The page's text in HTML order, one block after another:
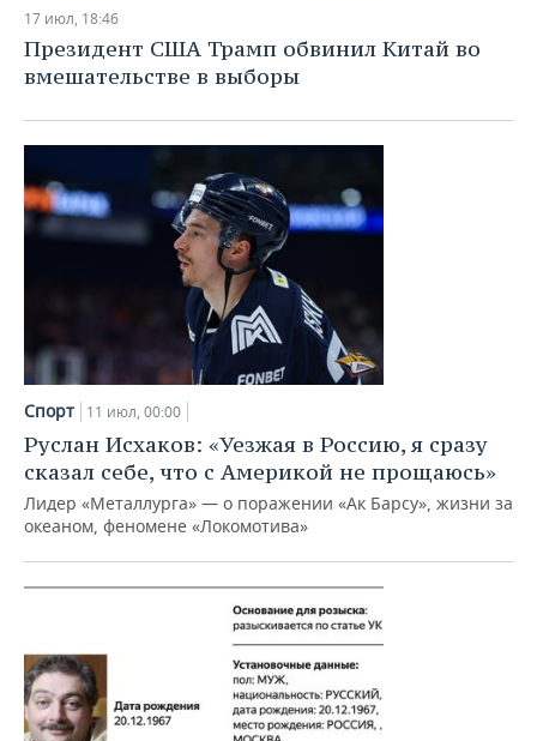
НЕФТЕХИМИЯ
НЕФТЬ
ОПК
РОЗНИЧНАЯ ТОРГОВЛЯ
НОВОСТИ ТЕХНОЛОГИЙ
ТЕЛЕКОММУНИКАЦИИ
МЕРОПРИЯТИЯ
БИЗНЕС-БРАНЧИ
ONLINE-КОНФЕРЕНЦИИ
ОТКРЫТАЯ ЛЕКЦИЯ
ФУТБОЛ
ВОЛЕЙБОЛ
ФИГУРНОЕ КАТАНИЕ
ВОДНЫЕ ВИДЫ СПОРТА
ХОККЕЙ С МЯЧОМ
НОВОСТИ ОБЩЕСТВА
ИНФРАСТРУКТУРА
ИСТОРИЯ
МЕДИЦИНА
ОБРАЗОВАНИЕ
ПРОИСШЕСТВИЯ
ФОТОГАЛЕРЕЯ
СПИСОК ПЕРСОН
ПОЛНАЯ ВЕРСИЯ
17 июл, 18:46
Президент США Трамп обвинил Китай во
вмешательстве в выборы
Спорт 11 июл, 00:00
Руслан Исхаков: «Уезжая в Россию, я сразу
сказал себе, что с Америкой не прощаюсь»
Лидер «Металлурга» — о поражении «Ак Барсу», жизни за
океаном, феномене «Локомотива»